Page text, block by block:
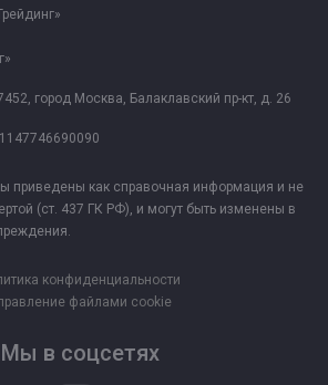
город Москва, Балаклавский пр-кт, д. 26
приведены как справочная информация и не
(ст. 437 ГК РФ), и могут быть изменены в
конфиденциальности
файлами cookie
Мы в соцсетях